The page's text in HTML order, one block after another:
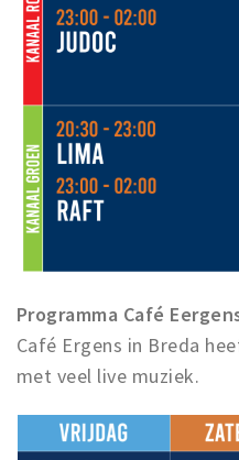
Programma Café
Café Ergens in Breda
met veel live muziek.